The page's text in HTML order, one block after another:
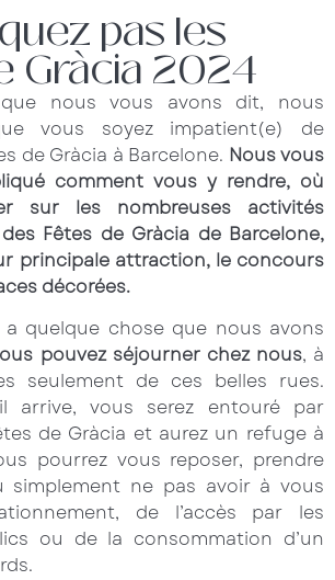
pas les
Gràcia 2024
nous vous avons dit, nous
vous soyez impatient(e) de
de Gràcia à Barcelone. Nous vous
comment vous y rendre, où
sur les nombreuses activités
Fêtes de Gràcia de Barcelone,
principale attraction, le concours
décorées.
quelque chose que nous avons
pouvez séjourner chez nous, à
seulement de ces belles rues.
arrive, vous serez entouré par
de Gràcia et aurez un refuge à
pourrez vous reposer, prendre
simplement ne pas avoir à vous
de l’accès par les
ou de la consommation d’un